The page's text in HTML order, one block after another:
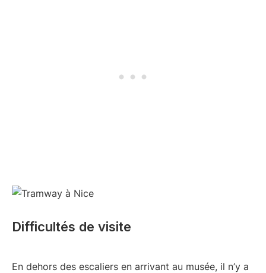
Difficultés de visite
En dehors des escaliers en arrivant au musée, il n’y a